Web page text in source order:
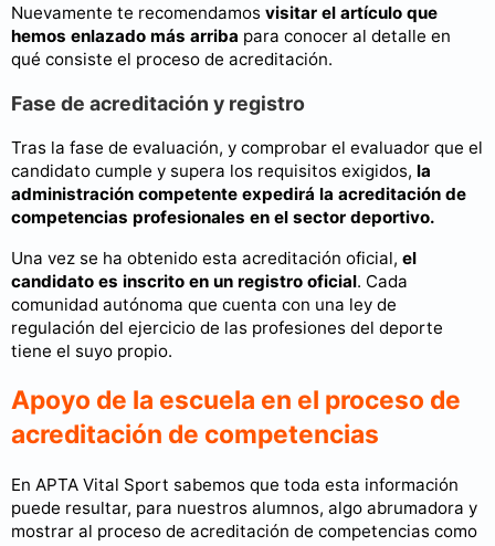
Nuevamente te recomendamos visitar el artículo que
hemos enlazado más arriba para conocer al detalle en
qué consiste el proceso de acreditación.
Fase de acreditación y registro
Tras la fase de evaluación, y comprobar el evaluador que el
candidato cumple y supera los requisitos exigidos, la
administración competente expedirá la acreditación de
competencias profesionales en el sector deportivo.
Una vez se ha obtenido esta acreditación oficial, el
candidato es inscrito en un registro oficial. Cada
comunidad autónoma que cuenta con una ley de
regulación del ejercicio de las profesiones del deporte
tiene el suyo propio.
Apoyo de la escuela en el proceso de
acreditación de competencias
En APTA Vital Sport sabemos que toda esta información
puede resultar, para nuestros alumnos, algo abrumadora y
mostrar al proceso de acreditación de competencias como